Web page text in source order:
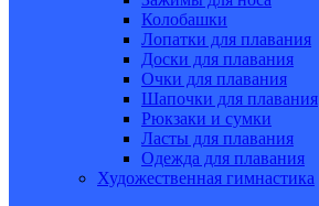
Колобашки
Лопатки для плавания
Доски для плавания
Очки для плавания
Шапочки для плавания
Рюкзаки и сумки
Ласты для плавания
Одежда для плавания
Художественная гимнастика